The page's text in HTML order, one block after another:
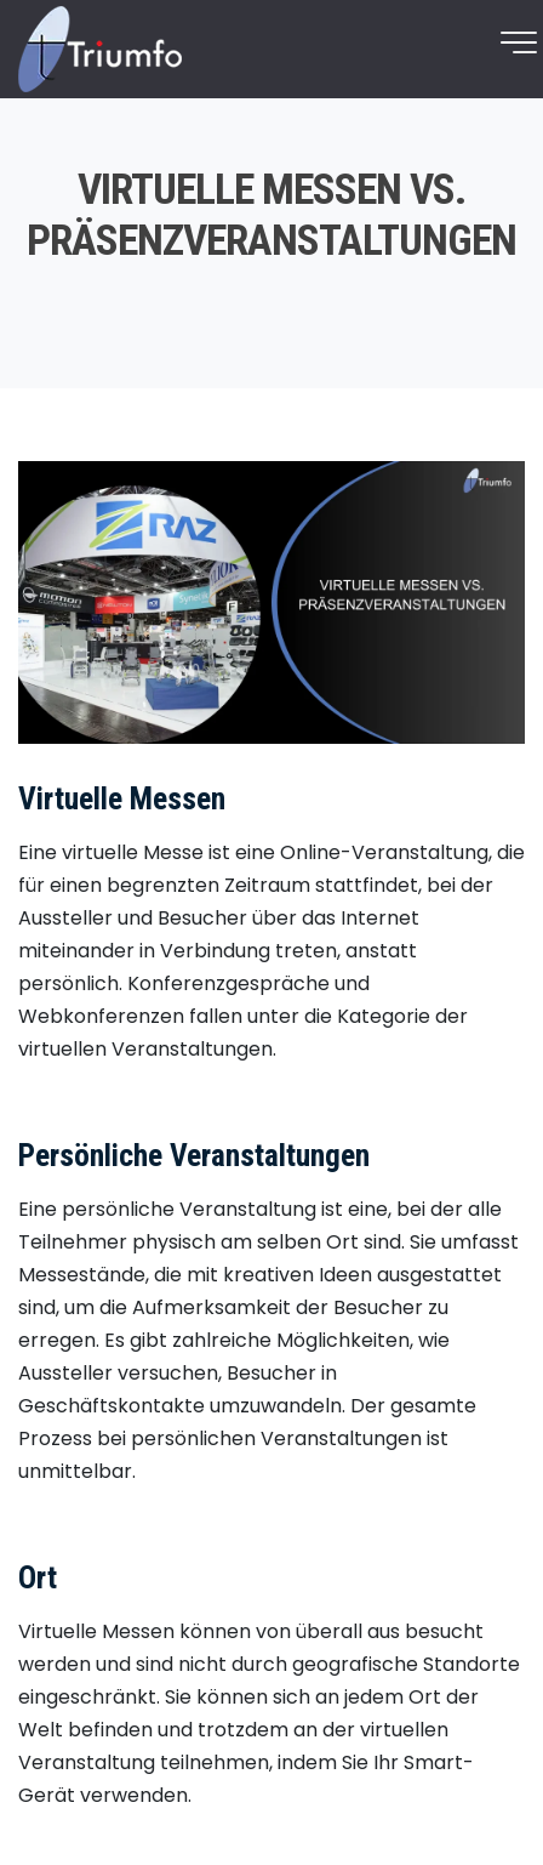
VIRTUELLE MESSEN VS.
PRÄSENZVERANSTALTUNGEN
Virtuelle Messen
Eine virtuelle Messe ist eine Online-Veranstaltung, die
für einen begrenzten Zeitraum stattfindet, bei der
Aussteller und Besucher über das Internet
miteinander in Verbindung treten, anstatt
persönlich. Konferenzgespräche und
Webkonferenzen fallen unter die Kategorie der
virtuellen Veranstaltungen.
Persönliche Veranstaltungen
Eine persönliche Veranstaltung ist eine, bei der alle
Teilnehmer physisch am selben Ort sind. Sie umfasst
Messestände, die mit kreativen Ideen ausgestattet
sind, um die Aufmerksamkeit der Besucher zu
erregen. Es gibt zahlreiche Möglichkeiten, wie
Aussteller versuchen, Besucher in
Geschäftskontakte umzuwandeln. Der gesamte
Prozess bei persönlichen Veranstaltungen ist
unmittelbar.
Ort
Virtuelle Messen können von überall aus besucht
werden und sind nicht durch geografische Standorte
eingeschränkt. Sie können sich an jedem Ort der
Welt befinden und trotzdem an der virtuellen
Veranstaltung teilnehmen, indem Sie Ihr Smart-
Gerät verwenden.